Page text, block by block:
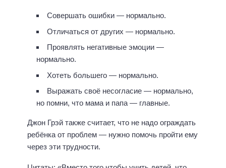
Совершать ошибки — нормально.
Отличаться от других — нормально.
Проявлять негативные эмоции —
нормально.
Хотеть большего — нормально.
Выражать своё несогласие — нормально,
но помни, что мама и папа — главные.
Джон Грэй также считает, что не надо ограждать
ребёнка от проблем — нужно помочь пройти ему
через эти трудности.